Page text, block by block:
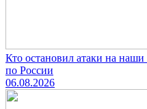
Кто остановил атаки на
по России
06.08.2026